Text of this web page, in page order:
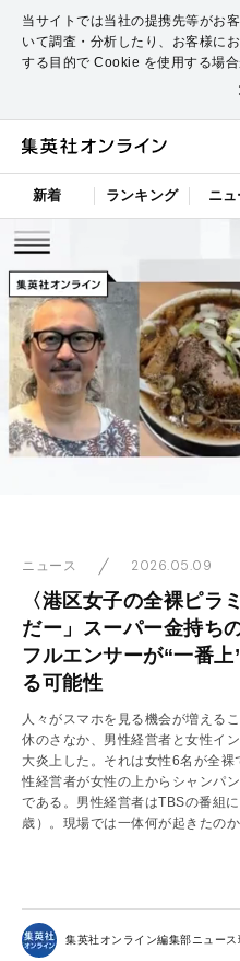
当サイトでは当社の提携先等がお
いて調査・分析したり、お客様に
する目的で Cookie を使用する場合
新着 ランキング ニュ
ニュース 2026.05.09
〈港区女子の全裸ピラ
だー」スーパー金持ち
フルエンサーが“一番
る可能性
人々がスマホを見る機会が増える
休のさなか、男性経営者と女性イ
大炎上した。それは女性6名が全
性経営者が女性の上からシャンパ
である。男性経営者はTBSの番組
歳）。現場では一体何が起きたのか
集英社オンライン編集部ニュース